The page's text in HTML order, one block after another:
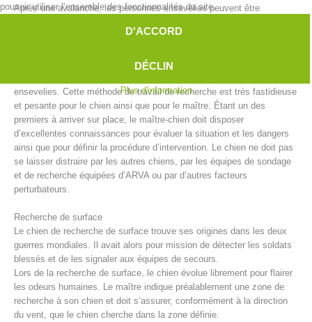
Direction
Après une avalanche, les personnes ensevelies peuvent être
d’avalanche. Malgré les progrès techniques apportés par entre autre
RECCO, les chiens d’avalanche sont parfois la seule et donc la
ensevelies. Cette méthode de travail de recherche est très fastidieuse
et pesante pour le chien ainsi que pour le maître. Étant un des
premiers à arriver sur place, le maître-chien doit disposer
d’excellentes connaissances pour évaluer la situation et les dangers
ainsi que pour définir la procédure d’intervention. Le chien ne doit pas
se laisser distraire par les autres chiens, par les équipes de sondage
et de recherche équipées d’ARVA ou par d’autres facteurs
perturbateurs.
Recherche de surface
Le chien de recherche de surface trouve ses origines dans les deux
guerres mondiales. Il avait alors pour mission de détecter les soldats
blessés et de les signaler aux équipes de secours.
Lors de la recherche de surface, le chien évolue librement pour flairer
les odeurs humaines. Le maître indique préalablement une zone de
recherche à son chien et doit s’assurer, conformément à la direction
du vent, que le chien cherche dans la zone définie.
pouvoir utiliser l’ensemble des fonctionnalités du site.
D'ACCORD
DÉCLIN
Plus d'information